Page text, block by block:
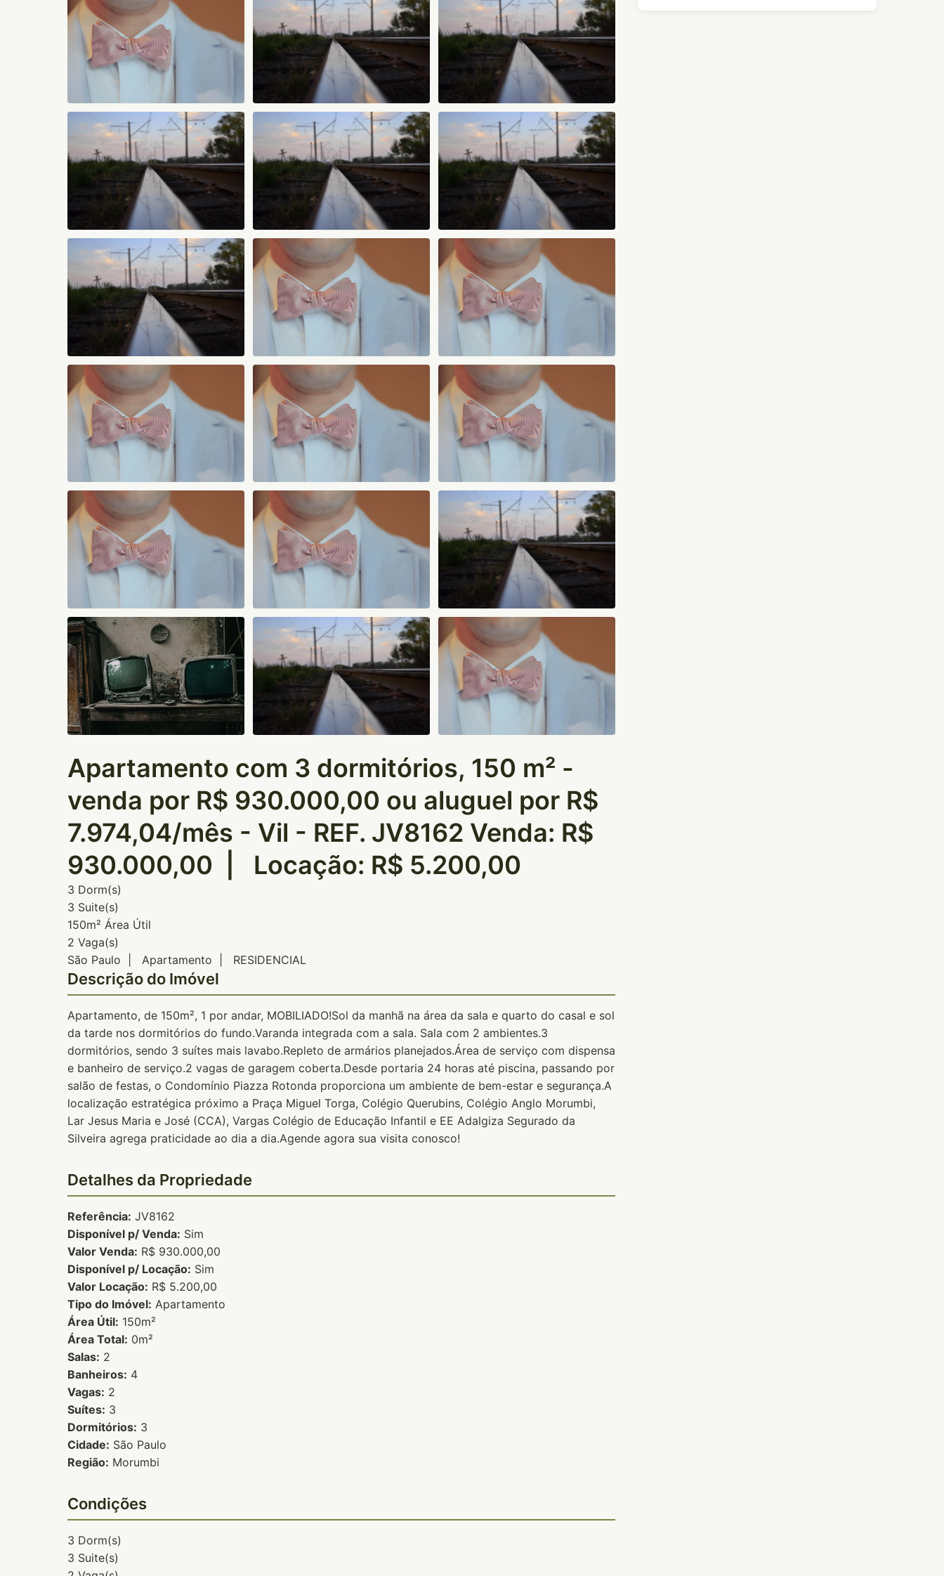
Apartamento com 3 dormitórios, 150 m² -
venda por R$ 930.000,00 ou aluguel por R$
7.974,04/mês - Vil - REF. JV8162 Venda: R$
930.000,00 | Locação: R$ 5.200,00
3 Dorm(s)
3 Suite(s)
150m² Área Útil
2 Vaga(s)
São Paulo | Apartamento | RESIDENCIAL
Descrição do Imóvel
Apartamento, de 150m², 1 por andar, MOBILIADO!Sol da manhã na área da sala e quarto do casal e sol
da tarde nos dormitórios do fundo.Varanda integrada com a sala. Sala com 2 ambientes.3
dormitórios, sendo 3 suítes mais lavabo.Repleto de armários planejados.Área de serviço com dispensa
e banheiro de serviço.2 vagas de garagem coberta.Desde portaria 24 horas até piscina, passando por
salão de festas, o Condomínio Piazza Rotonda proporciona um ambiente de bem-estar e segurança.A
localização estratégica próximo a Praça Miguel Torga, Colégio Querubins, Colégio Anglo Morumbi,
Lar Jesus Maria e José (CCA), Vargas Colégio de Educação Infantil e EE Adalgiza Segurado da
Silveira agrega praticidade ao dia a dia.Agende agora sua visita conosco!
Detalhes da Propriedade
Referência: JV8162
Disponível p/ Venda: Sim
Valor Venda: R$ 930.000,00
Disponível p/ Locação: Sim
Valor Locação: R$ 5.200,00
Tipo do Imóvel: Apartamento
Área Útil: 150m²
Área Total: 0m²
Salas: 2
Banheiros: 4
Vagas: 2
Suítes: 3
Dormitórios: 3
Cidade: São Paulo
Região: Morumbi
Condições
3 Dorm(s)
3 Suite(s)